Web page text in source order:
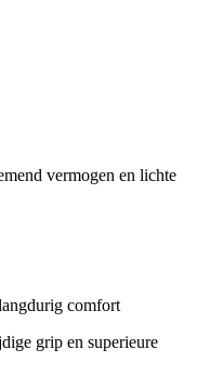
vermogen en lichte
comfort
grip en superieure